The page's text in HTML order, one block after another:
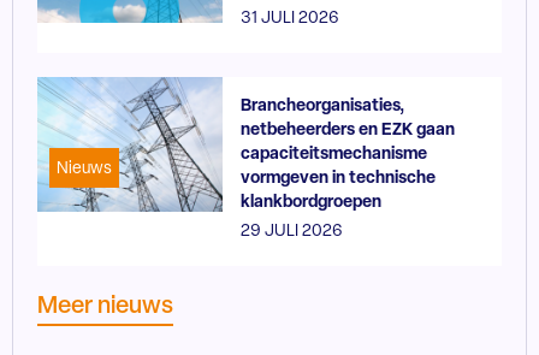
31 JULI 2026
Nieuws
Brancheorganisaties,
netbeheerders en EZK gaan
capaciteitsmechanisme
vormgeven in technische
klankbordgroepen
29 JULI 2026
Meer nieuws